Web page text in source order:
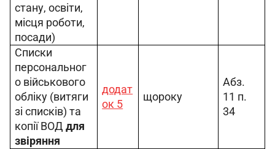
стану, освіти,
місця роботи,
посади)
Списки
персональног
о військового
обліку (витяги
зі списків) та
копії ВОД для
звіряння
додат
ок 5
щороку
Абз.
11 п.
34